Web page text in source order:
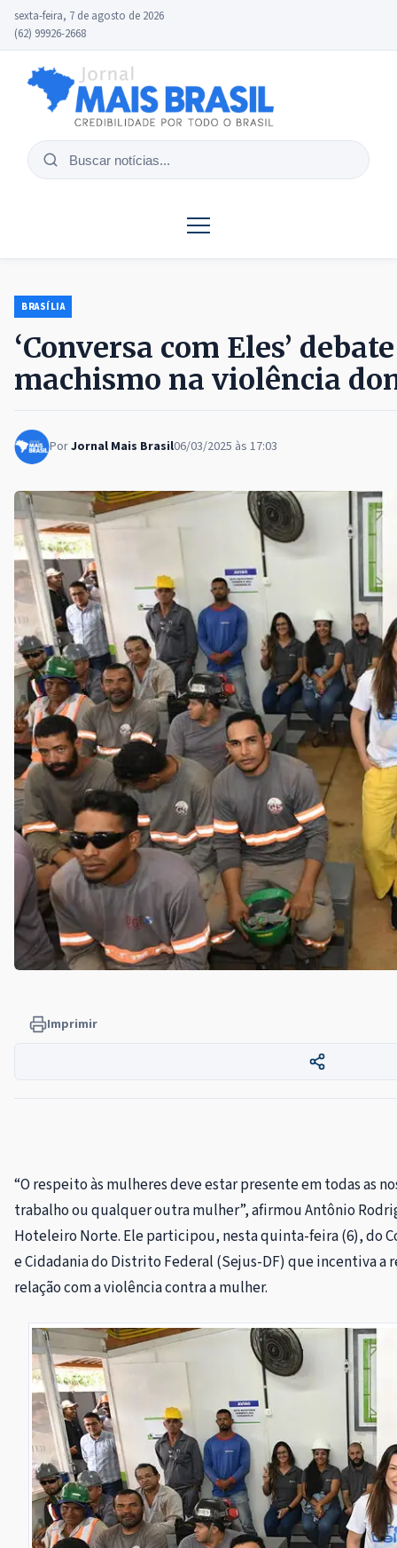
sexta-feira, 7 de agosto de 2026
(62) 99926-2668
Buscar
BRASÍLIA
‘Conversa com Eles’
machismo na violência
PorJornal Mais Brasil06/03/2025 às 17:03
Imprimir
“O respeito às mulheres deve estar presente em todas as
trabalho ou qualquer outra mulher”, afirmou Antônio
Hoteleiro Norte. Ele participou, nesta quinta-feira (6), do
e Cidadania do Distrito Federal (Sejus-DF) que incentiva a
relação com a violência contra a mulher.